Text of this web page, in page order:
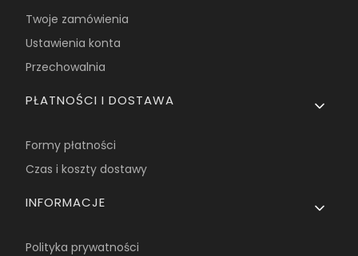
Twoje zamówienia
Ustawienia konta
Przechowalnia
PŁATNOŚCI I DOSTAWA
Formy płatności
Czas i koszty dostawy
INFORMACJE
Polityka prywatności